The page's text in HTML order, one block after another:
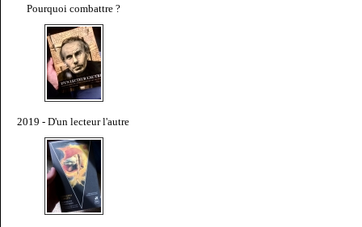
Pourquoi combattre ?
2019 - D'un lecteur l'autre